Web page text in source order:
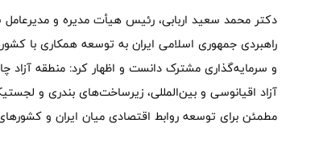
دکتر محمد سعید اربابی، رئیس هیأت مدیره و مدیرعامل
راهبردی جمهوری اسلامی ایران به توسعه همکاری با
و سرمایه‌گذاری مشترک دانست و اظهار کرد: منطقه آزاد
آزاد اقیانوسی و بین‌المللی، زیرساخت‌های بندری و
مطمئن برای توسعه روابط اقتصادی میان ایران و